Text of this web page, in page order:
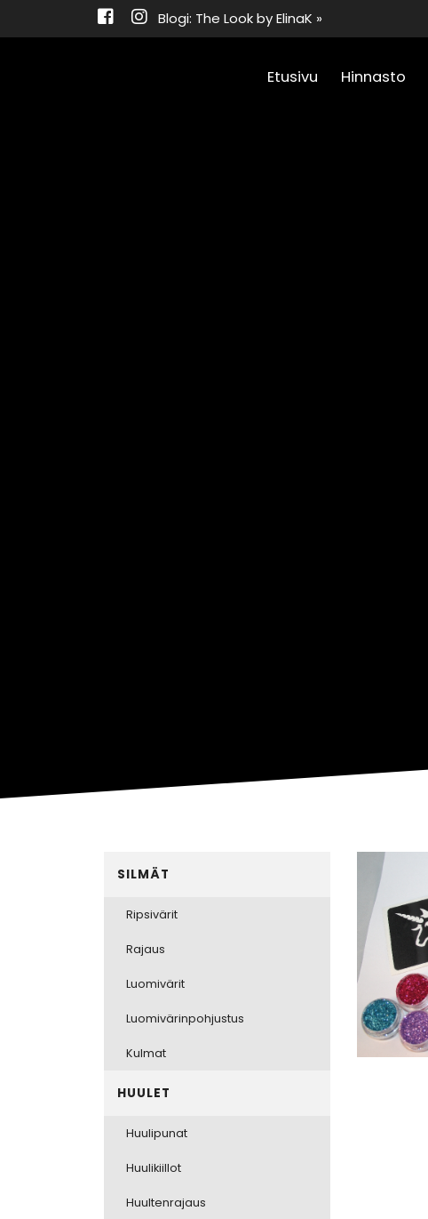
Blogi: The Look by ElinaK »
Etusivu Hinnasto
SILMÄT
Ripsivärit
Rajaus
Luomivärit
Luomivärinpohjustus
Kulmat
HUULET
Huulipunat
Huulikiillot
Huultenrajaus